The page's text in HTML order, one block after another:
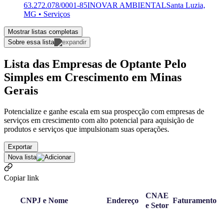
63.272.078/0001-85INOVAR AMBIENTALSanta Luzia,
MG • Serviços
Mostrar listas completas
Sobre essa lista
Lista das Empresas de Optante Pelo
Simples em Crescimento em Minas
Gerais
Potencialize e ganhe escala em sua prospecção com empresas de
serviços em crescimento com alto potencial para aquisição de
produtos e serviços que impulsionam suas operações.
Exportar
Nova lista
Copiar link
CNPJ e Nome Endereço
CNAE
e Setor
Faturamento